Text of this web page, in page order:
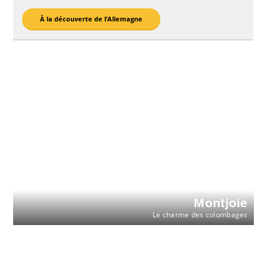
À la découverte de l’Allemagne
Montjoie
Le charme des colombages